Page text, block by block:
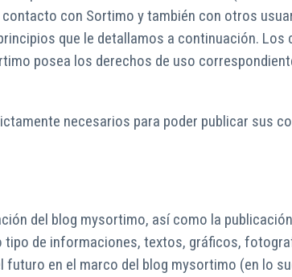
con Sortimo y también con otros
que le detallamos a continuación.
posea los derechos de uso
necesarios para poder publicar sus
del blog mysortimo, así como la
de informaciones, textos, gráficos,
en el marco del blog mysortimo (en lo